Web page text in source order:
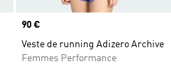
Prix
90 €
Veste de running Adizero Archive
Femmes Performance